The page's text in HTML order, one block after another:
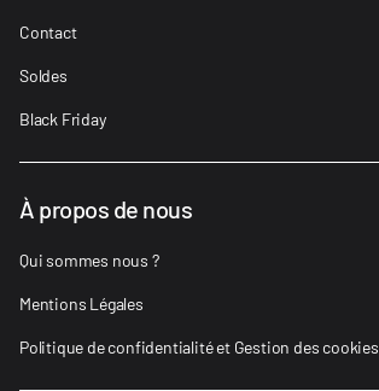
Contact
Soldes
Black Friday
À propos de nous
Qui sommes nous ?
Mentions Légales
Politique de confidentialité et Gestion des cookies